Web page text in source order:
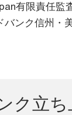
有限責任監
バンク信州・
ク立